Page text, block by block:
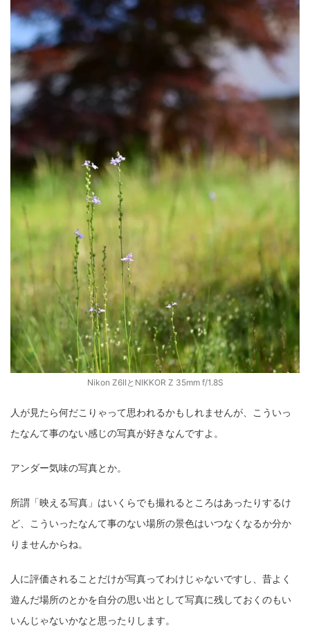
Nikon Z6IIとNIKKOR Z 35mm f/1.8S
人が見たら何だこりゃって思われるかもしれませんが、こういっ
たなんて事のない感じの写真が好きなんですよ。
アンダー気味の写真とか。
所謂「映える写真」はいくらでも撮れるところはあったりするけ
ど、こういったなんて事のない場所の景色はいつなくなるか分か
りませんからね。
人に評価されることだけが写真ってわけじゃないですし、昔よく
遊んだ場所のとかを自分の思い出として写真に残しておくのもい
いんじゃないかなと思ったりします。